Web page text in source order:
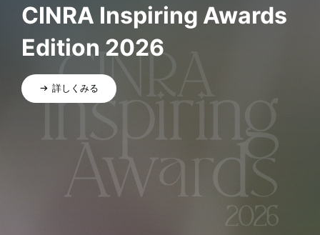
CINRA Inspiring Awards
Edition 2026
詳しくみる